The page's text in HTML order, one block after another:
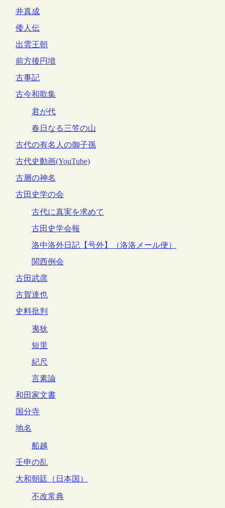
井真成
倭人伝
出雲王朝
前方後円墳
古事記
古今和歌集
君が代
春日なる三笠の山
古代の有名人の御子孫
古代史動画(YouTube)
古層の神名
古田史学の会
古代に真実を求めて
古田史学会報
洛中洛外日記【号外】（洛洛メール便）
関西例会
古田武彦
古賀達也
史料批判
夷狄
短里
紀尺
言素論
和田家文書
国分寺
地名
船越
壬申の乱
大和朝廷（日本国）
不改常典